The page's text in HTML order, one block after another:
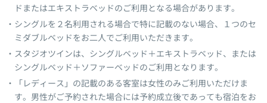
ドまたはエキストラベッドのご利用となる場合があります。
シングルを２名利用される場合で特に記載のない場合、１つのセ
ミダブルベッドをお二人でご利用いただきます。
スタジオツインは、シングルベッド＋エキストラベッド、または
シングルベッド＋ソファーベッドのご利用となります。
「レディース」の記載のある客室は女性のみご利用いただけま
す。男性がご予約された場合には予約成立後であっても宿泊をお